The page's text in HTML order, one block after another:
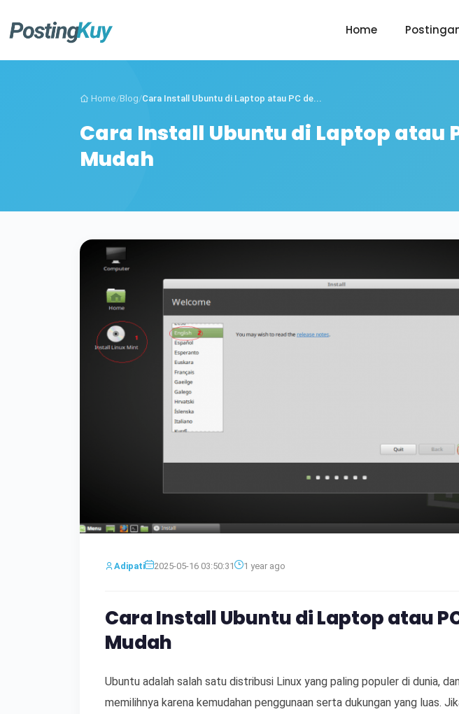
Home
Home/Blog/Cara Install Ubuntu di Laptop atau PC de...
Cara Install Ubuntu di Laptop atau
Mudah
Adipati 2025-05-16 03:50:31 1 year ago
Cara Install Ubuntu di Laptop atau
Mudah
Ubuntu adalah salah satu distribusi Linux yang paling populer di dunia,
memilihnya karena kemudahan penggunaan serta dukungan yang luas.